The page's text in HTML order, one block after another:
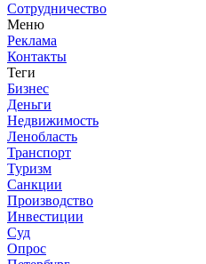
Сотрудничество
Меню
Реклама
Контакты
Теги
Бизнес
Деньги
Недвижимость
Ленобласть
Транспорт
Туризм
Санкции
Производство
Инвестиции
Суд
Опрос